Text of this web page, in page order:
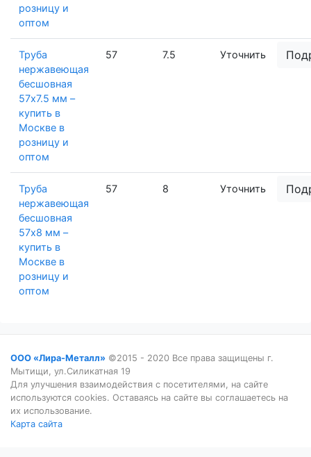
розницу и
оптом
Труба
нержавеющая
бесшовная
57х7.5 мм –
купить в
Москве в
розницу и
оптом
57 7.5 Уточнить
Труба
нержавеющая
бесшовная
57х8 мм –
купить в
Москве в
розницу и
оптом
57 8 Уточнить
ООО «Лира-Металл» ©2015 - 2020 Все права защищены г.
Мытищи, ул.Силикатная 19
Для улучшения взаимодействия с посетителями, на сайте
используются cookies. Оставаясь на сайте вы соглашаетесь на
их использование.
Карта сайта